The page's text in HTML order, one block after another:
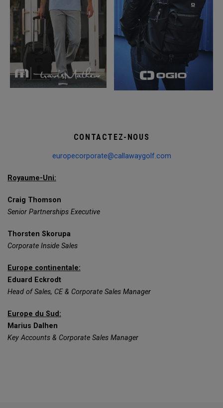
CONTACTEZ-NOUS
europecorporate@callawaygolf.com
Royaume-Uni:
Craig Thomson
Senior Partnerships Executive
Thorsten Skorupa
Corporate Inside Sales
Europe continentale:
Eduard Eckrodt
Head of Sales, CE & Corporate Sales Manager
Europe du Sud:
Marius Dalhen
Key Accounts & Corporate Sales Manager